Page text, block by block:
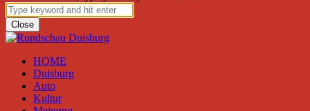
Close
HOME
Duisburg
Auto
Kultur